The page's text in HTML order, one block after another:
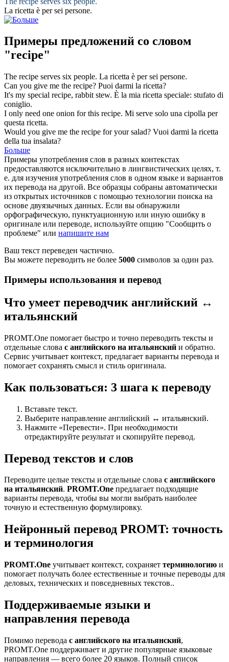
La ricetta è per sei persone.
Примеры предложений со словом
"recipe"
The recipe serves six people. La ricetta è per sei persone.
Can you give me the recipe? Puoi darmi la ricetta?
It's my special recipe, rabbit stew. È la mia ricetta speciale: stufato di
coniglio.
I only need one onion for this recipe. Mi serve solo una cipolla per
questa ricetta.
Would you give me the recipe for your salad? Vuoi darmi la ricetta
della tua insalata?
Больше
Примеры употребления слов в разных контекстах
предоставляются исключительно в лингвистических целях, т.
е. для изучения употребления слов в одном языке и вариантов
их перевода на другой. Все образцы собраны автоматически
из открытых источников с помощью технологии поиска на
основе двуязычных данных. Если вы обнаружили
орфографическую, пунктуационную или иную ошибку в
оригинале или переводе, используйте опцию "Сообщить о
проблеме" или напишите нам
Ваш текст переведен частично.
Вы можете переводить не более 5000 символов за один раз.
Примеры использования и перевод
Что умеет переводчик английский ↔
итальянский
PROMT.One помогает быстро и точно переводить тексты и
отдельные слова с английского на итальянский и обратно.
Сервис учитывает контекст, предлагает варианты перевода и
помогает сохранять смысл и стиль оригинала.
Как пользоваться: 3 шага к переводу
Вставьте текст.
Выберите направление английский ↔ итальянский.
Нажмите «Перевести». При необходимости
отредактируйте результат и скопируйте перевод.
Перевод текстов и слов
Переводите целые тексты и отдельные слова с английского
на итальянский. PROMT.One предлагает подходящие
варианты перевода, чтобы вы могли выбрать наиболее
точную и естественную формулировку.
Нейронный перевод PROMT: точность
и терминология
PROMT.One учитывает контекст, сохраняет терминологию и
помогает получать более естественные и точные переводы для
деловых, технических и повседневных текстов..
Поддерживаемые языки и
направления перевода
Помимо перевода с английского на итальянский,
PROMT.One поддерживает и другие популярные языковые
направления — всего более 20 языков. Полный список